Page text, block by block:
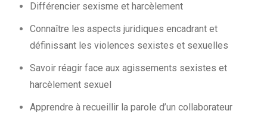
Différencier sexisme et harcèlement
Connaître les aspects juridiques encadrant et
définissant les violences sexistes et sexuelles
Savoir réagir face aux agissements sexistes et
harcèlement sexuel
Apprendre à recueillir la parole d’un collaborateur